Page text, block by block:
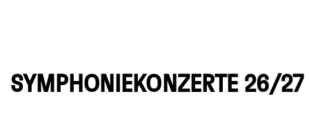
SYMPHONIEKONZERTE 26/27